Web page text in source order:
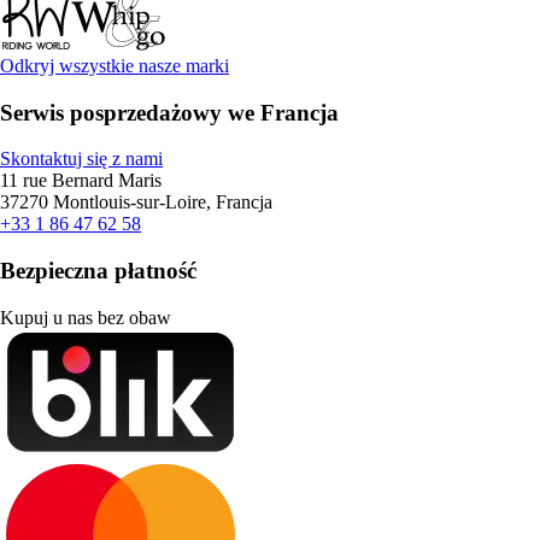
Odkryj wszystkie nasze marki
Serwis posprzedażowy we Francja
Skontaktuj się z nami
11 rue Bernard Maris
37270 Montlouis-sur-Loire, Francja
+33 1 86 47 62 58
Bezpieczna płatność
Kupuj u nas bez obaw